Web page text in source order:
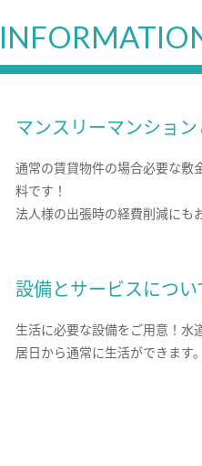
マンスリーマンション
通常の賃貸物件の場合必要な敷
料です！
法人様の出張時の経費削減にも
設備とサービスについ
生活に必要な設備をご用意！水
居日から通常に生活ができます。